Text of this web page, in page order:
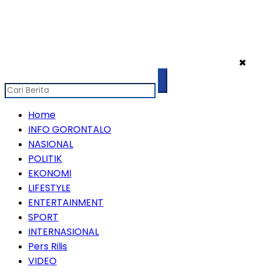
✖
Home
INFO GORONTALO
NASIONAL
POLITIK
EKONOMI
LIFESTYLE
ENTERTAINMENT
SPORT
INTERNASIONAL
Pers Rilis
VIDEO